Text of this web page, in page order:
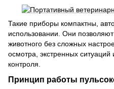
Такие приборы компактны,
использовании. Они
животного без сложных
осмотра, экстренных
контроля.
Принцип работы